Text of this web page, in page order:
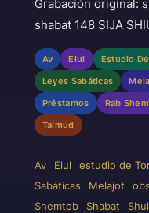
Grabación original:
shabat 148 SIJA
Av Elul Estudio
Leyes Sabáticas
Préstamos
Rab
Talmud
Av Elul estudio de
Sabáticas
Melajot
Shemtob
Shabat